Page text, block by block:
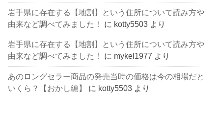
岩手県に存在する【地割】という住所について読み方や
由来など調べてみました！
に kotty5503 より
岩手県に存在する【地割】という住所について読み方や
由来など調べてみました！
に mykel1977 より
あのロングセラー商品の発売当時の価格は今の相場だと
いくら？【おかし編】
に kotty5503 より